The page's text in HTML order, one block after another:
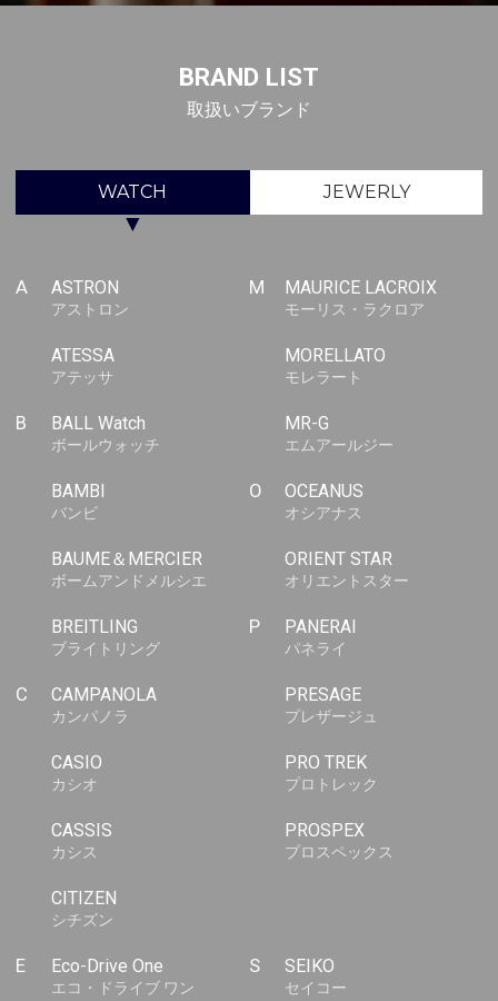
BRAND LIST
取扱いブランド
WATCH JEWERLY
▼
A ASTRON
アストロン
ATESSA
アテッサ
B BALL Watch
ボールウォッチ
BAMBI
バンビ
BAUME＆MERCIER
ボームアンドメルシエ
BREITLING
ブライトリング
C CAMPANOLA
カンパノラ
CASIO
カシオ
CASSIS
カシス
CITIZEN
シチズン
E Eco-Drive One
エコ・ドライブ ワン
M MAURICE LACROIX
モーリス・ラクロア
MORELLATO
モレラート
MR-G
エムアールジー
O OCEANUS
オシアナス
ORIENT STAR
オリエントスター
P PANERAI
パネライ
PRESAGE
プレザージュ
PRO TREK
プロトレック
PROSPEX
プロスペックス
S SEIKO
セイコー